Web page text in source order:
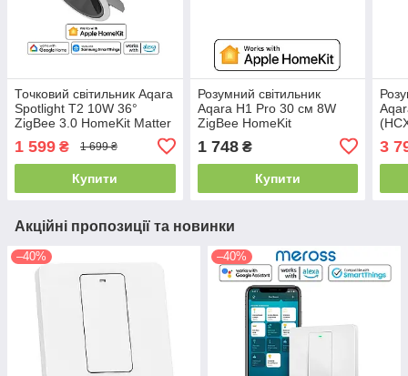
Точковий світильник Aqara
Spotlight T2 10W 36°
ZigBee 3.0 HomeKit Matter
1 599 ₴ 1 699 ₴
Купити
Розумний світильник
Aqara H1 Pro 30 см 8W
ZigBee HomeKit
Track Floodlight H1 Pro
GDFGD11LM
1 748₴
Купити
3
Акційні пропозиції та новинки
–40% –40%